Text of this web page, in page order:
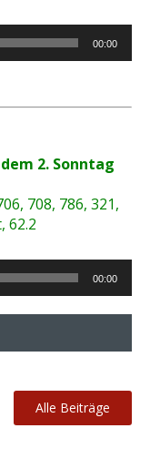
00:00
2. Sonntag
708, 786, 321,
62.2
00:00
Alle Beiträge